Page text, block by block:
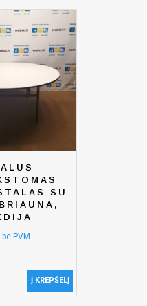
SU
PVM
Į KREPŠELĮ